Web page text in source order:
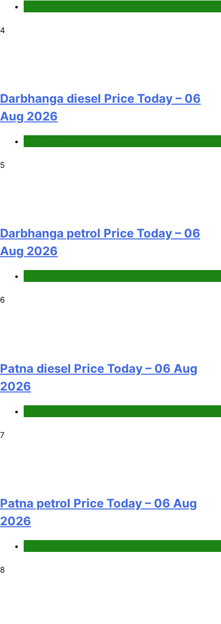
4
Darbhanga diesel Price Today – 06
Aug 2026
5
Darbhanga petrol Price Today – 06
Aug 2026
6
Patna diesel Price Today – 06 Aug
2026
7
Patna petrol Price Today – 06 Aug
2026
8